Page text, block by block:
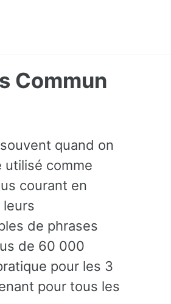
Commun
quand on
utilisé comme
courant en
de phrases
de 60 000
pour les 3
pour tous les